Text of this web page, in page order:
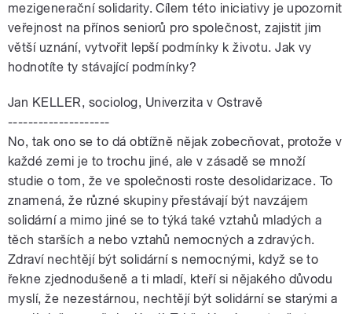
mezigenerační solidarity. Cílem této iniciativy je upozornit
veřejnost na přínos seniorů pro společnost, zajistit jim
větší uznání, vytvořit lepší podmínky k životu. Jak vy
hodnotíte ty stávající podmínky?
Jan KELLER, sociolog, Univerzita v Ostravě
--------------------
No, tak ono se to dá obtížně nějak zobecňovat, protože v
každé zemi je to trochu jiné, ale v zásadě se množí
studie o tom, že ve společnosti roste desolidarizace. To
znamená, že různé skupiny přestávají být navzájem
solidární a mimo jiné se to týká také vztahů mladých a
těch starších a nebo vztahů nemocných a zdravých.
Zdraví nechtějí být solidární s nemocnými, když se to
řekne zjednodušeně a ti mladí, kteří si nějakého důvodu
myslí, že nezestárnou, nechtějí být solidární se starými a